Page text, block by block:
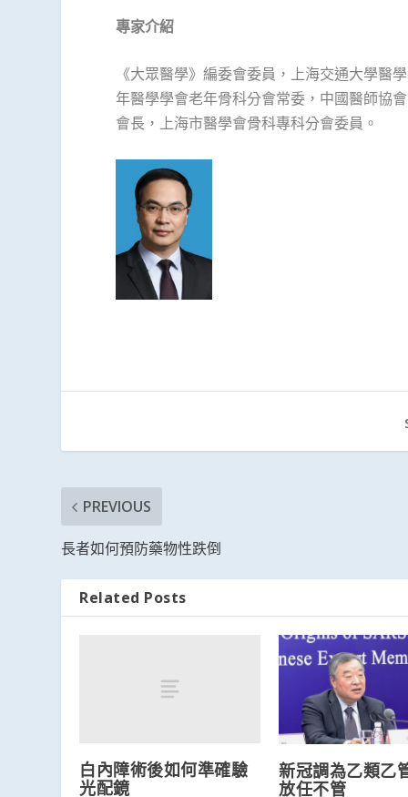
專家介紹
《大眾醫學》編委會委員，上海交通大學醫
年醫學學會老年骨科分會常委，中國醫師協
會長，上海市醫學會骨科專科分會委員。
PREVIOUS
長者如何預防藥物性跌倒
Related Posts
白內障術後如何準確驗
光配鏡
新冠調為乙類乙
放任不管